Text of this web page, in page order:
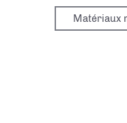
Matériaux